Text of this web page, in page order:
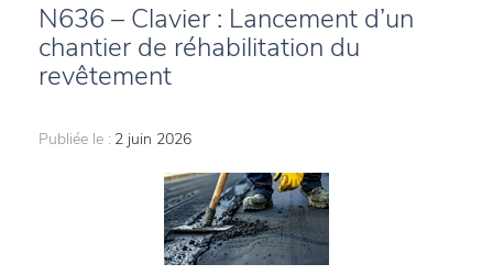
N636 – Clavier : Lancement d’un
chantier de réhabilitation du
revêtement
Publiée le : 2 juin 2026